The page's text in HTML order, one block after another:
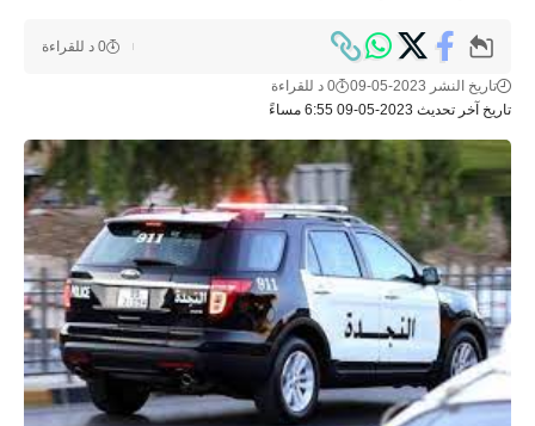
تاريخ آخر تحديث 2023-05-09 6:55 مساءً
تاريخ النشر 2023-05-09 0 د للقراءة
0 د للقراءة